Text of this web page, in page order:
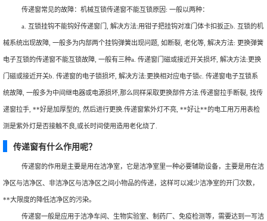
传递窗常见的故障：机械互锁传递窗不能互锁原因: 一般以两种：
a. 互锁挂钩不能钩好传递窗门, 解决方法:用钳子把挂钩对准门体卡扣扳正b. 互锁的机
械系统出现故障, 一般多为内部两个挂钩弹簧出现问题, 如断裂, 老化等, 解决方法: 更换弹簧
电子互锁的传递窗不能互锁故障, 一般有三种a. 传递窗门磁或接近开关损坏, 解决方法:更换
门磁或接近开关b. 传递窗的电子锁损坏, 解决方法:更换相对应电子锁c. 传递窗电子互锁系
统故障, 一般多为中间继电器或电源损坏,那么同样采取更换部件方法.传递窗拉手断裂, 找传
递窗拉手, **好是加厚型的, 然后进行更换.传递窗紫外灯不亮, **好让**的电工用万用表检
测是紫外灯是否接触不良,或长时间使用造用老化烧了.
传递窗有什么作用呢？
传递窗的作用是主要是用在洁净室，它是洁净室里一种必要辅助设备，主要是用在洁
净区与洁净区、非洁净区与洁净区之间小物品的传递，这样可以减少洁净室的开门次数，
**大限度的降低洁净区的污染。
传递窗一般是应用于洁净车间、生物实验室、制药厂、免疫检测等，需要达到一写洁